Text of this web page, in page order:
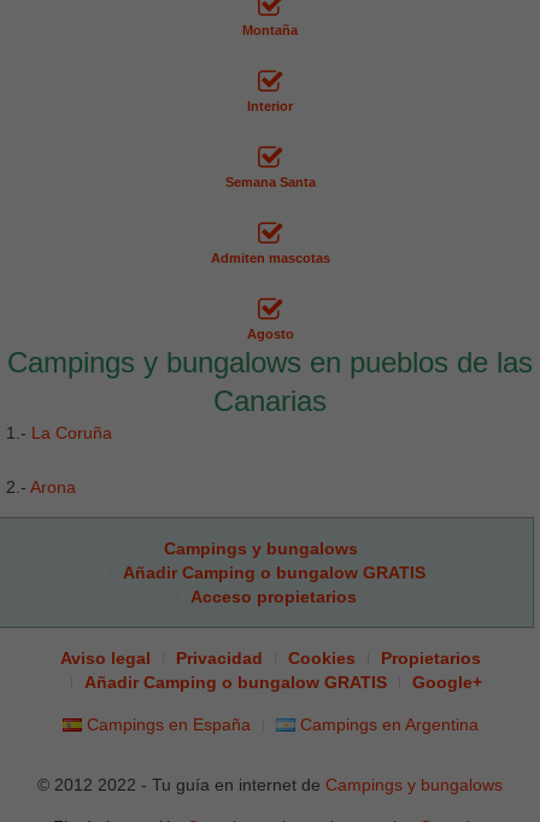
Montaña
Interior
Semana Santa
Admiten mascotas
Agosto
Campings y bungalows en pueblos de las
Canarias
1.- La Coruña
2.- Arona
Campings y bungalows
Añadir Camping o bungalow GRATIS
Acceso propietarios
Aviso legal Privacidad Cookies
Propietarios
Añadir Camping o bungalow GRATIS
Google+
Campings en España Campings en Argentina
© 2012 2022 - Tu guía en internet de Campings y bungalows